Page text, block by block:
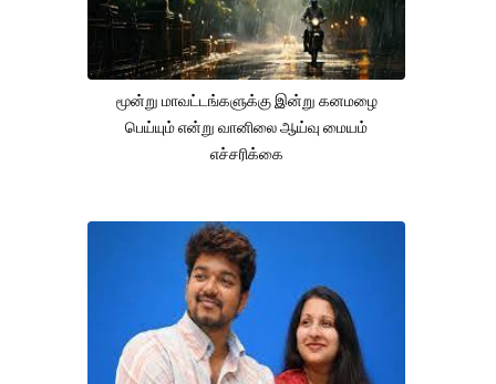
மூன்று மாவட்டங்களுக்கு இன்று கனமழை
பெய்யும் என்று வானிலை ஆய்வு மையம்
எச்சரிக்கை